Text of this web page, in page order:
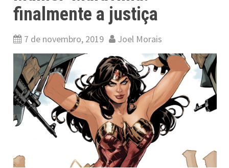
finalmente a justiça
7 de novembro, 2019 Joel Morais